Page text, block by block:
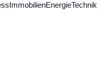
ImmobilienEnergieTechnik